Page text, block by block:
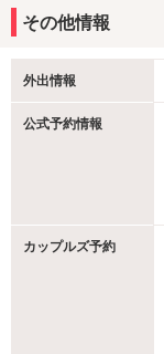
その他情報
外出情報
公式予約情報
カップルズ予約